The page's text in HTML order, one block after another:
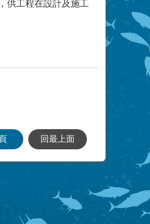
供工程在設計及施工
回最上面